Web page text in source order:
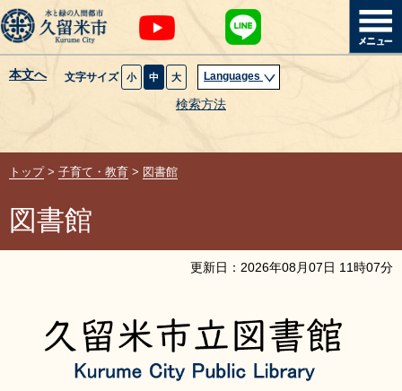
本文へ 文字サイズ 小 中 大 Languages
検索方法
暮らし・届出
健康・医療・福祉
観光魅力・イベント
計画・政策
サイトマップ 組織から探す
トップ> 子育て・教育 > 図書館
図書館
更新日： 2026年08月07日 11時07分